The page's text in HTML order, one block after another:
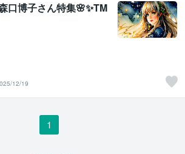
口博子さん特集🌸✨TM
12/19
1